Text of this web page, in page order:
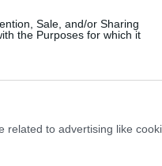
Sale, and/or Sharing
the Purposes for which it
related to advertising like